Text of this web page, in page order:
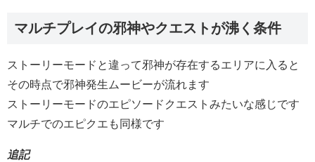
マルチプレイの邪神やクエストが沸く条件
ストーリーモードと違って邪神が存在するエリアに入ると
その時点で邪神発生ムービーが流れます
ストーリーモードのエピソードクエストみたいな感じです
マルチでのエピクエも同様です
追記